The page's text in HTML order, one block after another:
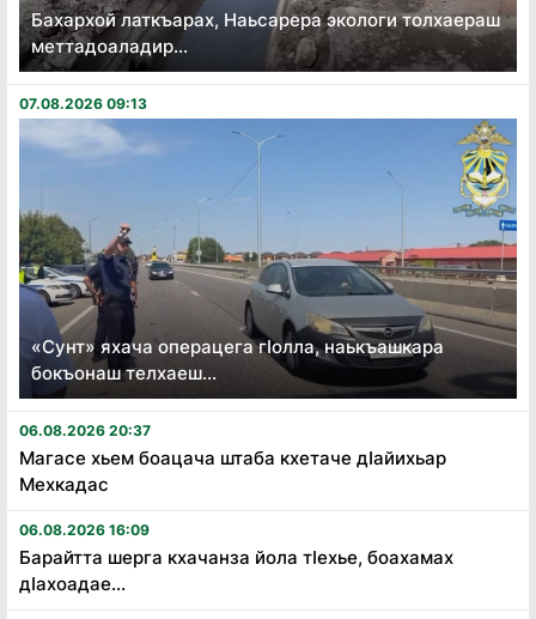
Бахархой латкъарах, Наьсарера экологи толхаераш
меттадоаладир...
07.08.2026 09:13
«Сунт» яхача операцега гӏолла, наькъашкара
бокъонаш телхаеш...
06.08.2026 20:37
Магасе хьем боацача штаба кхетаче дӏайихьар
Мехкадас
06.08.2026 16:09
Барайтта шерга кхачанза йола тӏехье, боахамах
дӏахоадае...